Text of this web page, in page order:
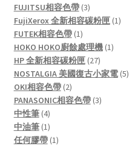
FUJITSU相容色帶 33
products
FujiXerox 全新相容碳粉匣 11
FUTEK相容色帶 11
product
HOKO HOKO廚餘處理機 11
HP 全新相容碳粉匣 2727
products
NOSTALGIA 美國復古小家電 55
OKI相容色帶 22
products
PANASONIC相容色帶 33
中性筆 44
products
中油筆 11
product
任何膠帶 11